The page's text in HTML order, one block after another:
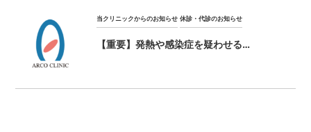
当クリニックからのお知らせ 休診・代診のお知らせ
【重要】発熱や感染症を疑わせる…